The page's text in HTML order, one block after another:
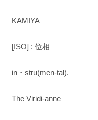
KAMIYA
[ISŌ] : 位相
in・stru(men-tal).
The Viridi-anne